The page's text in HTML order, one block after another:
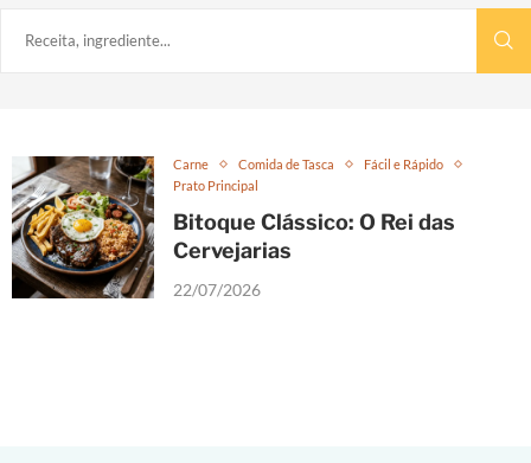
Carne Comida de Tasca
Fácil e Rápido
Prato Principal
Bitoque Clássico: O Rei das
Cervejarias
22/07/2026